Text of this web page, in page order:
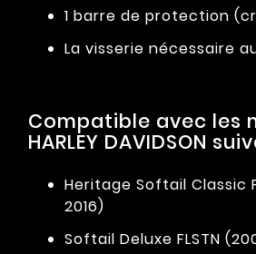
1 barre de protection
La visserie nécessaire
Compatible avec les
HARLEY DAVIDSON
Heritage Softail Classic
2016)
Softail Deluxe FLSTN